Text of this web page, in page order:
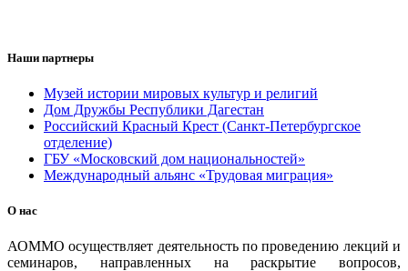
Наши партнеры
Музей истории мировых культур и религий
Дом Дружбы Республики Дагестан
Российский Красный Крест (Санкт-Петербургское
отделение)
ГБУ «Московский дом национальностей»
Международный альянс «Трудовая миграция»
О нас
АОММО осуществляет деятельность по проведению лекций и
семинаров, направленных на раскрытие вопросов,